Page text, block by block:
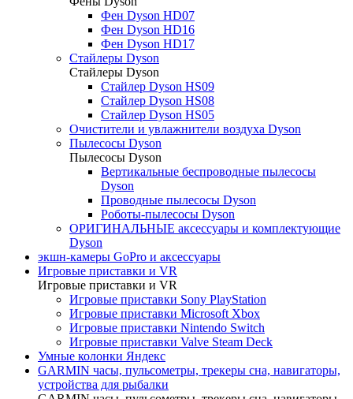
Фен Dyson HD07
Фен Dyson HD16
Фен Dyson HD17
Стайлеры Dyson
Стайлеры Dyson
Стайлер Dyson HS09
Стайлер Dyson HS08
Стайлер Dyson HS05
Очистители и увлажнители воздуха Dyson
Пылесосы Dyson
Пылесосы Dyson
Вертикальные беспроводные пылесосы
Dyson
Проводные пылесосы Dyson
Роботы-пылесосы Dyson
ОРИГИНАЛЬНЫЕ аксессуары и комплектующие
Dyson
экшн-камеры GoPro и аксессуары
Игровые приставки и VR
Игровые приставки и VR
Игровые приставки Sony PlayStation
Игровые приставки Microsoft Xbox
Игровые приставки Nintendo Switch
Игровые приставки Valve Steam Deck
Умные колонки Яндекс
GARMIN часы, пульсометры, трекеры сна, навигаторы,
устройства для рыбалки